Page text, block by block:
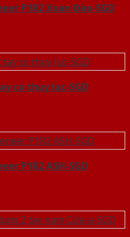
P1R2 Xoan Đào-SGD
co thuy luc-SGD
P1R2 ASH-SGD